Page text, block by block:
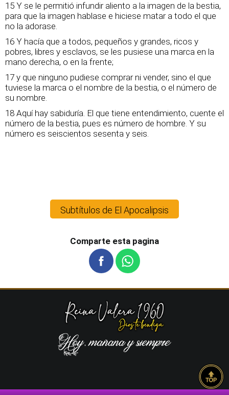
15 Y se le permitió infundir aliento a la imagen de la bestia,
para que la imagen hablase e hiciese matar a todo el que
no la adorase.
16 Y hacía que a todos, pequeños y grandes, ricos y
pobres, libres y esclavos, se les pusiese una marca en la
mano derecha, o en la frente;
17 y que ninguno pudiese comprar ni vender, sino el que
tuviese la marca o el nombre de la bestia, o el número de
su nombre.
18 Aquí hay sabiduría. El que tiene entendimiento, cuente el
número de la bestia, pues es número de hombre. Y su
número es seiscientos sesenta y seis.
Subtítulos de El Apocalipsis
Comparte esta pagina